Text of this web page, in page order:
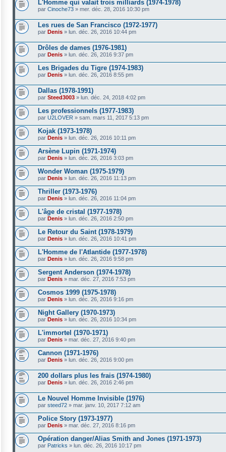
L'Homme qui valait trois milliards (1974-1978)
par Cinoche73 » mer. déc. 28, 2016 10:30 pm
Les rues de San Francisco (1972-1977)
par Denis » lun. déc. 26, 2016 10:44 pm
Drôles de dames (1976-1981)
par Denis » lun. déc. 26, 2016 9:37 pm
Les Brigades du Tigre (1974-1983)
par Denis » lun. déc. 26, 2016 8:55 pm
Dallas (1978-1991)
par Steed3003 » lun. déc. 24, 2018 4:02 pm
Les professionnels (1977-1983)
par U2LOVER » sam. mars 11, 2017 5:13 pm
Kojak (1973-1978)
par Denis » lun. déc. 26, 2016 10:11 pm
Arsène Lupin (1971-1974)
par Denis » lun. déc. 26, 2016 3:03 pm
Wonder Woman (1975-1979)
par Denis » lun. déc. 26, 2016 11:13 pm
Thriller (1973-1976)
par Denis » lun. déc. 26, 2016 11:04 pm
L'âge de cristal (1977-1978)
par Denis » lun. déc. 26, 2016 2:50 pm
Le Retour du Saint (1978-1979)
par Denis » lun. déc. 26, 2016 10:41 pm
L'Homme de l'Atlantide (1977-1978)
par Denis » lun. déc. 26, 2016 9:58 pm
Sergent Anderson (1974-1978)
par Denis » mar. déc. 27, 2016 7:53 pm
Cosmos 1999 (1975-1978)
par Denis » lun. déc. 26, 2016 9:16 pm
Night Gallery (1970-1973)
par Denis » lun. déc. 26, 2016 10:34 pm
L'immortel (1970-1971)
par Denis » mar. déc. 27, 2016 9:40 pm
Cannon (1971-1976)
par Denis » lun. déc. 26, 2016 9:00 pm
200 dollars plus les frais (1974-1980)
par Denis » lun. déc. 26, 2016 2:46 pm
Le Nouvel Homme Invisible (1976)
par steed72 » mar. janv. 10, 2017 7:12 am
Police Story (1973-1977)
par Denis » mar. déc. 27, 2016 8:16 pm
Opération danger/Alias Smith and Jones (1971-1973)
par Patricks » lun. déc. 26, 2016 10:17 pm